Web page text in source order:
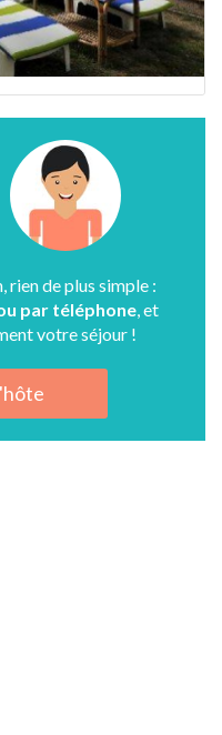
de plus simple :
par téléphone , et
votre séjour !